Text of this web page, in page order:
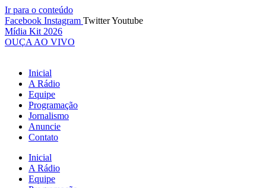
Ir para o conteúdo
Facebook Instagram TwitterYoutube
Mídia Kit 2026
OUÇA AO VIVO
Inicial
A Rádio
Equipe
Programação
Jornalismo
Anuncie
Contato
Inicial
A Rádio
Equipe